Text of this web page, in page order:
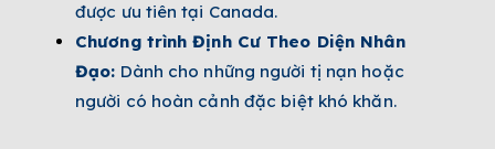
được ưu tiên tại Canada.
Chương trình Định Cư Theo Diện Nhân
Đạo: Dành cho những người tị nạn hoặc
người có hoàn cảnh đặc biệt khó khăn.